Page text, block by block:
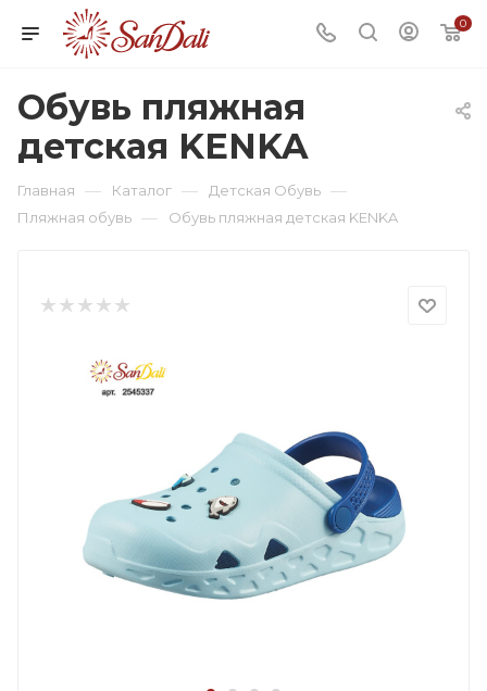
0
Обувь пляжная
детская KENKA
Главная — Каталог — Детская Обувь —
Пляжная обувь — Обувь пляжная детская KENKA